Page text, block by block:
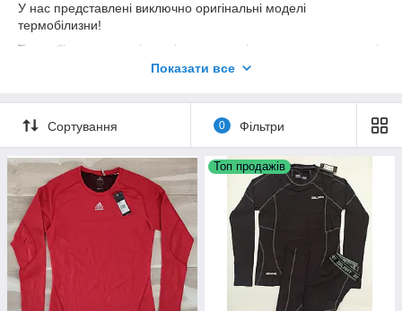
У нас представлені виключно оригінальні моделі
термобілизни!
Термобілизна незамінна річ в арсеналі кожного спортсмена і
людей, що займаються фізкультурою. Специфіка цього одягу
дуже сильно спітніли і присіли відпочити, то через пару
хвилин тіло буде сухим, чого не буде, якщо тренуєтеся в Х/Б.
дозволяє запобігати м'язи від розтягнень .Футболка щільно
прилягає до тіла створюючи м'язам ефективну підтримку.
Всі ці властивості дозволяють зберегти здоров'я спортсмена і
довго залишатися в спортивних рядах в улюбленому виді
спорту!
Показати все
Сортування 0 Фільтри
Топ продажів